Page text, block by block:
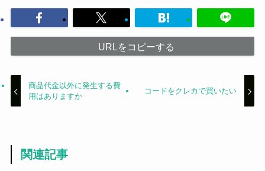
URLをコピーする
商品代金以外に発生する費
用はありますか
コードをクレカで買いたい
関連記事